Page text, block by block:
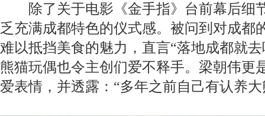
除了关于电影《金手指》台前幕后细
乏充满成都特色的仪式感。被问到对成都
难以抵挡美食的魅力，直言“落地成都就
熊猫玩偶也令主创们爱不释手。梁朝伟更
爱表情，并透露：“多年之前自己有认养